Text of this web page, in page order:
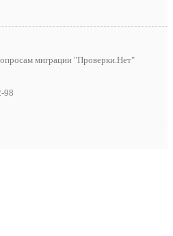
миграции "Проверки.Нет"
98